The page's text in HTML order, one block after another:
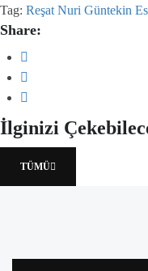
Tag: Reşat Nuri Güntekin
Share:
İlginizi
TÜMÜ